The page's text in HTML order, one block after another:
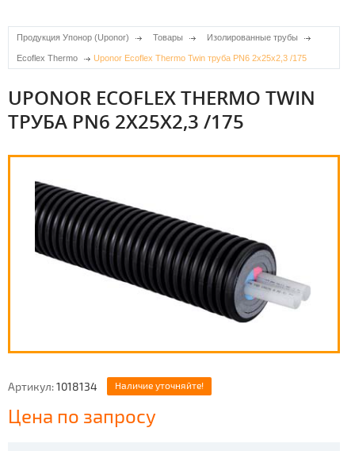
Продукция Упонор (Uponor) Товары Изолированные трубы
Ecoflex Thermo Uponor Ecoflex Thermo Twin труба PN6 2x25x2,3 /175
UPONOR ECOFLEX THERMO TWIN
ТРУБА PN6 2X25X2,3 /175
Артикул:1018134 Наличие уточняйте!
Цена по запросу